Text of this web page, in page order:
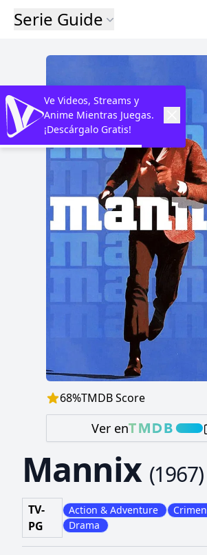
Serie Guide
68%TMDB Score
Ver en
Mannix (1967)
TV-
PG
Action & Adventure Crimen
Drama
Ve Videos, Streams y
Anime Mientras Juegas.
¡Descárgalo Gratis!